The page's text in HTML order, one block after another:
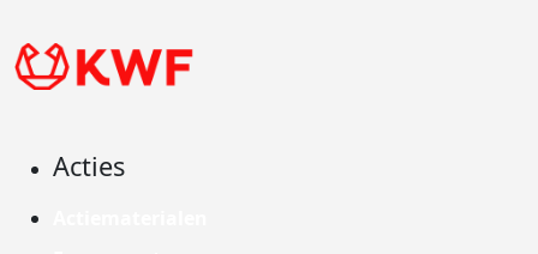
Acties